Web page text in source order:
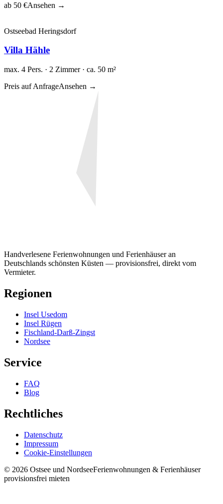
ab 50 €Ansehen →
Ostseebad Heringsdorf
Villa Hähle
max. 4 Pers. · 2 Zimmer · ca. 50 m²
Preis auf AnfrageAnsehen →
Handverlesene Ferienwohnungen und Ferienhäuser an
Deutschlands schönsten Küsten — provisionsfrei, direkt vom
Vermieter.
Regionen
Insel Usedom
Insel Rügen
Fischland-Darß-Zingst
Nordsee
Service
FAQ
Blog
Rechtliches
Datenschutz
Impressum
Cookie-Einstellungen
© 2026 Ostsee und NordseeFerienwohnungen & Ferienhäuser
provisionsfrei mieten